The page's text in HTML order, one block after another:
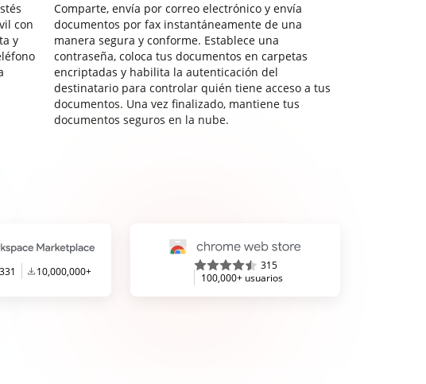
con
y
Comparte, envía por correo electrónico y envía
documentos por fax instantáneamente de una
manera segura y conforme. Establece una
contraseña, coloca tus documentos en carpetas
encriptadas y habilita la autenticación del
destinatario para controlar quién tiene acceso a tus
documentos. Una vez finalizado, mantiene tus
documentos seguros en la nube.
10,000,000+
315
100,000+ usuarios